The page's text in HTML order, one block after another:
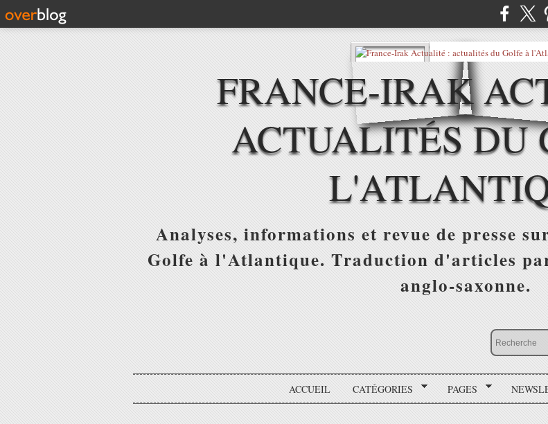
FRANCE-IRAK
ACTUALITÉS DU
Analyses, informations et revue de presse
Golfe à l'Atlantique. Traduction d'articles
anglo-saxonne.
ACCUEIL CATÉGORIES PAGES